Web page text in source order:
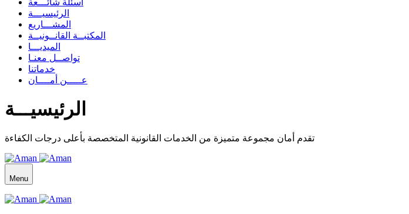
الرئيسيـــة
المشـــاريع
المكتبــة القانــونيــة
الميديـــا
تواصــل معنـا
خدماتنا
عـــــن أمــــان
الرئيسيـــة
تقدم أمان مجموعة متميزة من الخدمات القانونية المتخصصة بأعلى درجات الكفاءة
Menu